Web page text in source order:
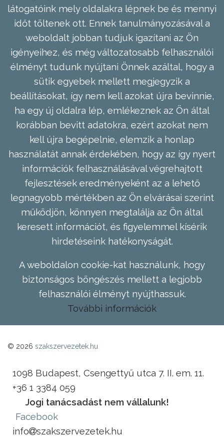
látogatóink mely oldalakra lépnek be és mennyi
időt töltenek ott. Ennek tanulmányozásával a
weboldalt jobban tudjuk igazítani az Ön
igényeihez, és még változatosabb felhasználói
élményt tudunk nyújtani Önnek azáltal, hogy a
sütik egyebek mellett megjegyzik a
beállításokat, így nem kell azokat újra bevinnie,
ha egy új oldalra lép, emlékeznek az Ön által
korábban bevitt adatokra, ezért azokat nem
kell újra begépelnie, elemzik a honlap
használatát annak érdekében, hogy az így nyert
információk felhasználásával végrehajtott
fejlesztések eredményeként az a lehető
legnagyobb mértékben az Ön elvárásai szerint
működjön, könnyen megtalálja az Ön által
keresett információt, és figyelemmel kísérik
hirdetéseink hatékonyságát.
A weboldalon cookie-kat használunk, hogy
biztonságos böngészés mellett a legjobb
felhasználói élményt nyújthassuk.
További információk
© 2026 szakszervezetek.hu
1098 Budapest, Csengettyű utca 7. II. em. 11.
+36 1 3384 059
Jogi tanácsadást nem vállalunk!
Facebook
info
szakszervezetek.hu